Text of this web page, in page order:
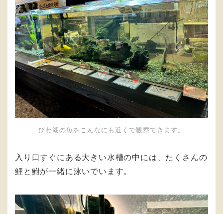
びわ湖の魚をこんなにも近くで観察できます。
入り口すぐにある大きい水槽の中には、たくさんの
鯉と鮒が一緒に泳いでいます。